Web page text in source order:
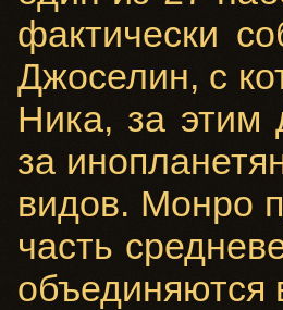
фактически
Джоселин, с
Ника, за этим
за
видов. Монро
часть
объединяются